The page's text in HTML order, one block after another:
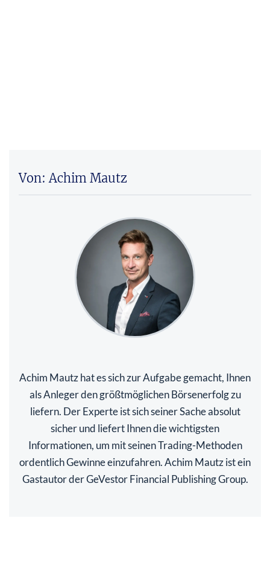
Von: Achim Mautz
Achim Mautz hat es sich zur Aufgabe gemacht, Ihnen
als Anleger den größtmöglichen Börsenerfolg zu
liefern. Der Experte ist sich seiner Sache absolut
sicher und liefert Ihnen die wichtigsten
Informationen, um mit seinen Trading-Methoden
ordentlich Gewinne einzufahren. Achim Mautz ist ein
Gastautor der GeVestor Financial Publishing Group.